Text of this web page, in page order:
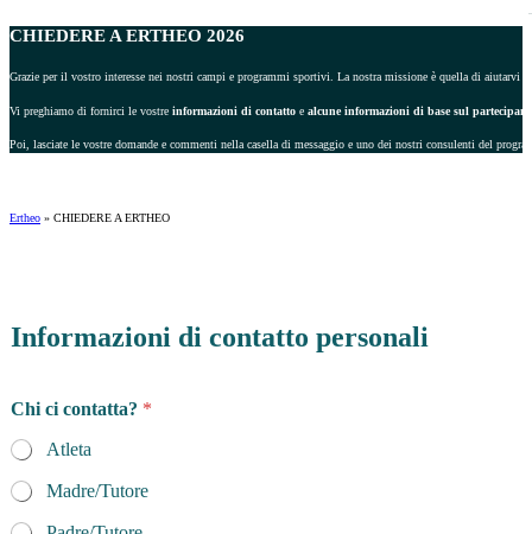
CHIEDERE A ERTHEO 2026
Grazie per il vostro interesse nei nostri campi e programmi sportivi. La nostra missione è quella di
Vi preghiamo di fornirci le vostre informazioni di contatto e alcune informazioni di base sul
Poi, lasciate le vostre domande e commenti nella casella di messaggio e uno dei nostri consulenti del
Ertheo » CHIEDERE A ERTHEO
Informazioni di contatto personali
Chi ci contatta? *
Atleta
Madre/Tutore